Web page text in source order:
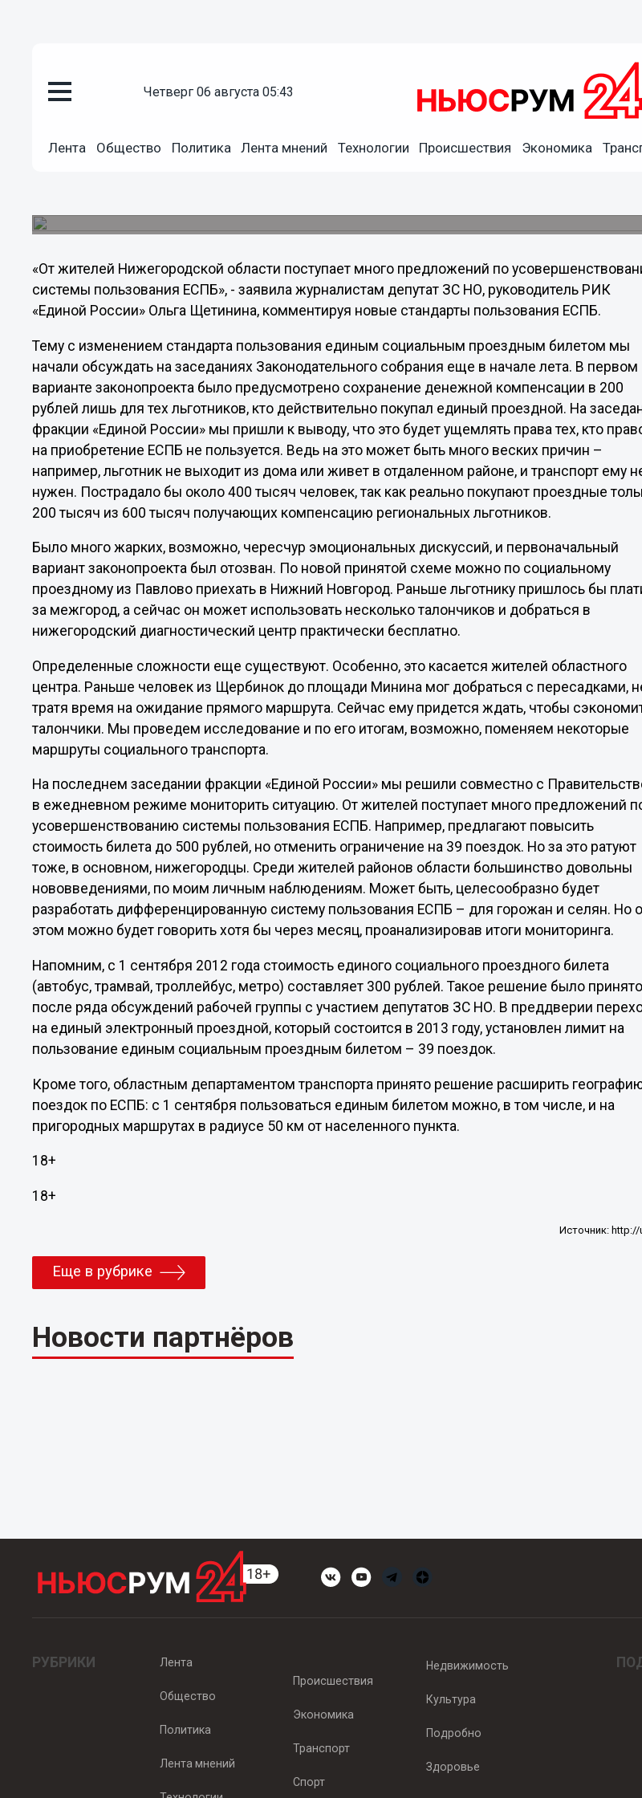
четверг 06 августа 05:43
Лента Общество Политика Лента мнений Технологии Происшествия Экономика
Щетинина прокомментировала новые стандарты
«От жителей Нижегородской области поступает много предложений по
системы пользования ЕСПБ», - заявила журналистам депутат ЗС НО, руководитель РИК
«Единой России» Ольга Щетинина, комментируя новые стандарты пользования ЕСПБ.
Тему с изменением стандарта пользования единым социальным проездным билетом мы
начали обсуждать на заседаниях Законодательного собрания еще в начале лета. В первом
варианте законопроекта было предусмотрено сохранение денежной компенсации в 200
рублей лишь для тех льготников, кто действительно покупал единый проездной. На
фракции «Единой России» мы пришли к выводу, что это будет ущемлять права тех, кто
на приобретение ЕСПБ не пользуется. Ведь на это может быть много веских причин –
например, льготник не выходит из дома или живет в отдаленном районе, и транспорт ему
нужен. Пострадало бы около 400 тысяч человек, так как реально покупают проездные
200 тысяч из 600 тысяч получающих компенсацию региональных льготников.
Было много жарких, возможно, чересчур эмоциональных дискуссий, и первоначальный
вариант законопроекта был отозван. По новой принятой схеме можно по социальному
проездному из Павлово приехать в Нижний Новгород. Раньше льготнику пришлось бы
за межгород, а сейчас он может использовать несколько талончиков и добраться в
нижегородский диагностический центр практически бесплатно.
Определенные сложности еще существуют. Особенно, это касается жителей областного
центра. Раньше человек из Щербинок до площади Минина мог добраться с пересадками,
тратя время на ожидание прямого маршрута. Сейчас ему придется ждать, чтобы
талончики. Мы проведем исследование и по его итогам, возможно, поменяем некоторые
маршруты социального транспорта.
На последнем заседании фракции «Единой России» мы решили совместно с
в ежедневном режиме мониторить ситуацию. От жителей поступает много предложений
усовершенствованию системы пользования ЕСПБ. Например, предлагают повысить
стоимость билета до 500 рублей, но отменить ограничение на 39 поездок. Но за это ратуют
тоже, в основном, нижегородцы. Среди жителей районов области большинство довольны
нововведениями, по моим личным наблюдениям. Может быть, целесообразно будет
разработать дифференцированную систему пользования ЕСПБ – для горожан и селян. Но
этом можно будет говорить хотя бы через месяц, проанализировав итоги мониторинга.
Напомним, с 1 сентября 2012 года стоимость единого социального проездного билета
(автобус, трамвай, троллейбус, метро) составляет 300 рублей. Такое решение было принято
после ряда обсуждений рабочей группы с участием депутатов ЗС НО. В преддверии
на единый электронный проездной, который состоится в 2013 году, установлен лимит на
пользование единым социальным проездным билетом – 39 поездок.
Кроме того, областным департаментом транспорта принято решение расширить
поездок по ЕСПБ: с 1 сентября пользоваться единым билетом можно, в том числе, и на
пригородных маршрутах в радиусе 50 км от населенного пункта.
18+
18+
Источник: http://
Еще в рубрике
Новости партнёров
РУБРИКИ Лента
Общество
Политика
Лента мнений
Происшествия
Экономика
Транспорт
Спорт
Недвижимость
Культура
Подробно
Здоровье